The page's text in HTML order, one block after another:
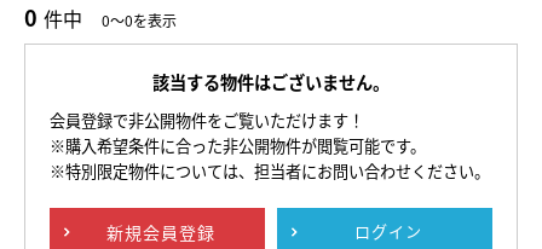
0 件中 0～0を表示
該当する物件はございません。
会員登録で非公開物件をご覧いただけます！
※購入希望条件に合った非公開物件が閲覧可能です。
※特別限定物件については、担当者にお問い合わせください。
新規会員登録 ログイン